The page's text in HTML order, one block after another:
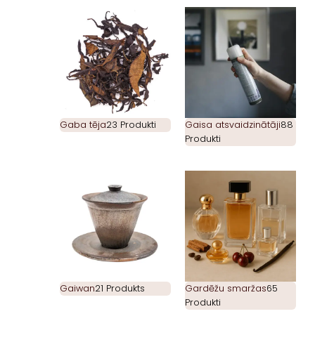
Gaba tēja23 Produkti Gaisa atsvaidzinātāji88
Produkti
Gaiwan21 Produkts Gardēžu smaržas65
Produkti